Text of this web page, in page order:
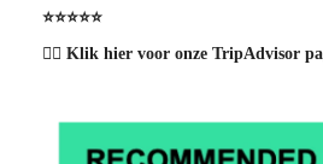
⭐️⭐️⭐️⭐️⭐️
👉🏽 Klik hier voor onze TripAdvisor